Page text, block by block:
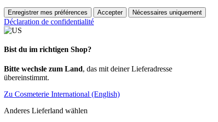
Enregistrer mes préférences Accepter Nécessaires uniquement
Déclaration de confidentialité
Bist du im richtigen Shop?
Bitte wechsle zum Land, das mit deiner Lieferadresse
übereinstimmt.
Zu Cosmeterie International (English)
Anderes Lieferland wählen